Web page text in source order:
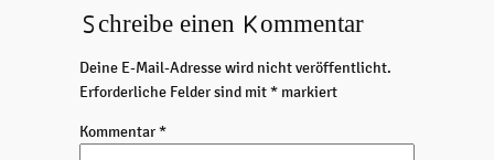
Schreibe einen Kommentar
Deine E-Mail-Adresse wird nicht veröffentlicht.
Erforderliche Felder sind mit*markiert
Kommentar*